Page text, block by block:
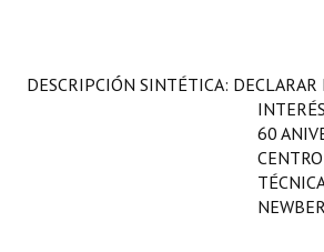
DESCRIPCIÓN SINTÉTICA: DECLARAR
60